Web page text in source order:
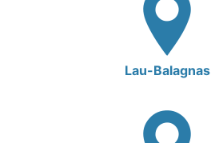
Lau-Balagnas